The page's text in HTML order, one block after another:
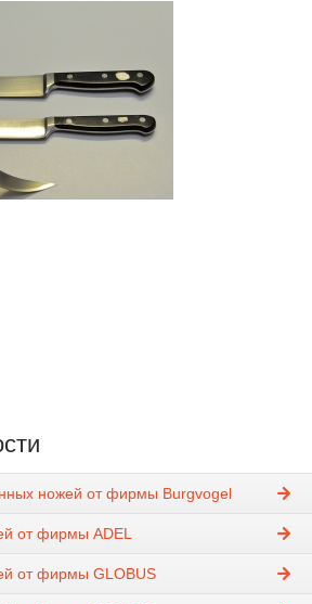
ножей от фирмы Burgvogel
от фирмы ADEL
от фирмы GLOBUS